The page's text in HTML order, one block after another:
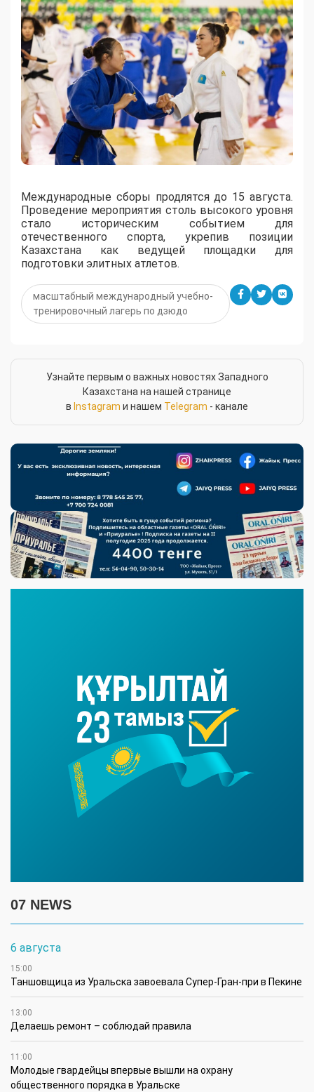
Международные сборы продлятся до 15 августа.
Проведение мероприятия столь высокого уровня
стало историческим событием для
отечественного спорта, укрепив позиции
Казахстана как ведущей площадки для
подготовки элитных атлетов.
масштабный международный учебно-
тренировочный лагерь по дзюдо
Узнайте первым о важных новостях Западного
Казахстана на нашей странице
в Instagram и нашем Telegram - канале
07 NEWS
6 августа
15:00
Таншовщица из Уральска завоевала Супер-Гран-при в Пекине
13:00
Делаешь ремонт – соблюдай правила
11:00
Молодые гвардейцы впервые вышли на охрану
общественного порядка в Уральске